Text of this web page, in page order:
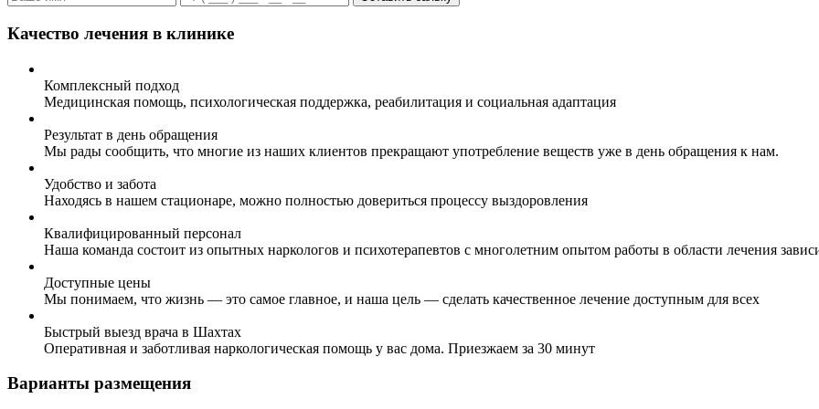
Качество лечения в клинике
Комплексный подход
Медицинская помощь, психологическая поддержка, реабилитация и социальная адаптация
Результат в день обращения
Мы рады сообщить, что многие из наших клиентов прекращают употребление веществ уже в день обращения к нам.
Удобство и забота
Находясь в нашем стационаре, можно полностью довериться процессу выздоровления
Квалифицированный персонал
Наша команда состоит из опытных наркологов и психотерапевтов с многолетним опытом работы в области лечения
Доступные цены
Мы понимаем, что жизнь — это самое главное, и наша цель — сделать качественное лечение доступным для всех
Быстрый выезд врача в Шахтах
Оперативная и заботливая наркологическая помощь у вас дома. Приезжаем за 30 минут
Варианты размещения